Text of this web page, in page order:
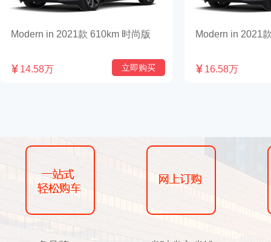
Modern in 2021款 610km 时尚版
 14.58万 立即购买
Modern in 2021
 16.58万